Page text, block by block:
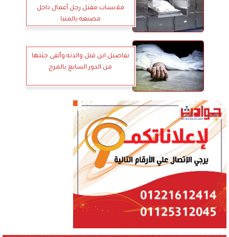
ملابسات مقتل رجل أعمال داخل
مصنعه بالمنيا
تفاصيل ابن قتل والدته وألقى جثتها
من الدور السابع بالمرج